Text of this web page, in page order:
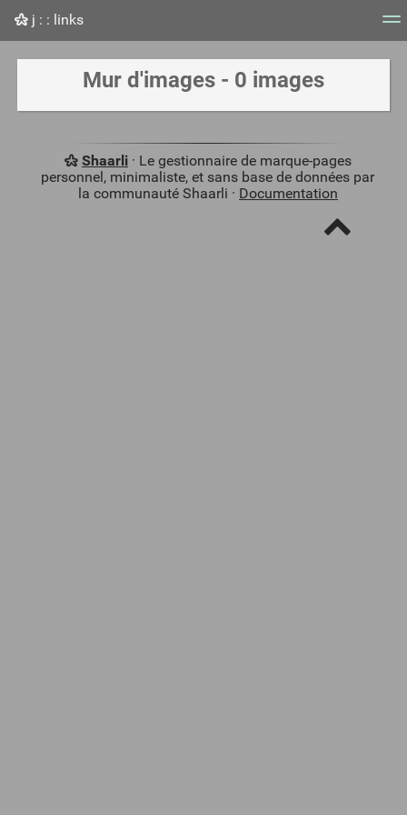
j : : links
Nuage de tags Mur d'images Quotidien Flux
Mur d'images - 0 images
Shaarli· Le gestionnaire de marque-pages
personnel, minimaliste, et sans base de données par
la communauté Shaarli · Documentation